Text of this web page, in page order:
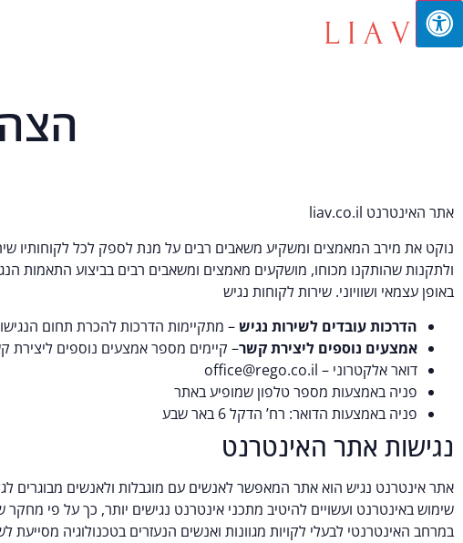
אתר האינטרנט liav.co.il
ולתקנות שהותקנו מכוחו, מושקעים מאמצים ומשאבים רבים בביצוע התאמות
באופן עצמאי ושוויוני. שירות לקוחות נגיש
הדרכות עובדים לשירות נגיש– מתקיימות הדרכות להכרת תחום
אמצעים נוספים ליצירת קשר– קיימים מספר אמצעים נוספים ליצירת
דואר אלקטרוני – office@rego.co.il
פניה באמצעות מספר טלפון שמופיע באתר
פניה באמצעות הדואר: רח’ הדקל 6 באר שבע
נגישות אתר האינטרנט
במרחב האינטרנטי לבעלי לקויות מגוונות ואנשים הנעזרים בטכנולוגיה מסייעת